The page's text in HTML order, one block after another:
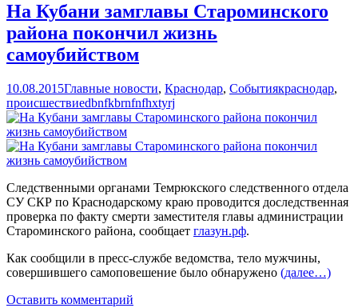
На Кубани замглавы Староминского
района покончил жизнь
самоубийством
10.08.2015Главные новости, Краснодар, Событиякраснодар,
происшествиеdbnfkbrnfnfhxtyrj
Следственными органами Темрюкского следственного отдела
СУ СКР по Краснодарскому краю проводится доследственная
проверка по факту смерти заместителя главы администрации
Староминского района, сообщает глазун.рф.
Как сообщили в пресс-службе ведомства, тело мужчины,
совершившего самоповешение было обнаружено (далее…)
Оставить комментарий